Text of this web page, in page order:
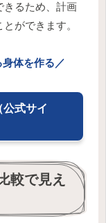
きるため、計画
ができます。
体を作る／
式サイ
較で見え